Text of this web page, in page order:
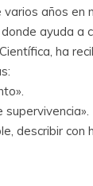
años
ayuda
ha
describir